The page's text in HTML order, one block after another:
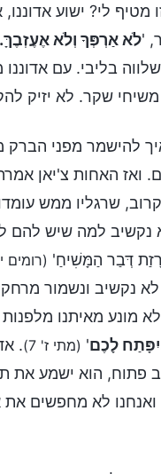
לי? ישוע
'לֹא אַרְפְּךָ וְלֹא אֶעֶזְבֶךָּ.
בליבי. עם
משיחי שקר. לא יזיק
להישמר מפני
ואז האחות צ'יאן
שרגליו ממש
למה שיש להם
דְּבַר הַמָּשִׁיחַ' (רומים י'
לא נקשיב ונשמור
מאיתנו מלפנות
לָכֶם' (מתי ז' 7)
.
הוא ישמע את
לא מחפשים את